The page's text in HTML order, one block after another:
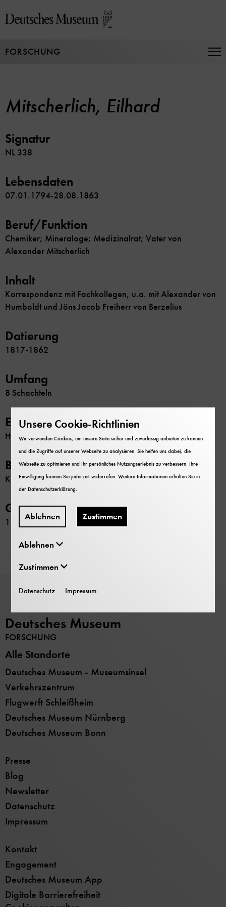
zum
FORSCHUNG
Mitscherlich, Eilhard
Signatur
NL 338
Lebensdaten
07.01.1794-28.08.1863
Beruf/Funktion
Chemiker; Mineraloge; Medizinalrat; Vater von
Alexander Mitscherlich
Inhalt
Korrespondenz mit Fachkollegen, u.a. mit Alexander von
Humboldt und Jöns Jacob Freiherr von Berzelius
Datierung
1817-1862
Umfang
8 Schachteln
Erschließung
Handschriftenkatalog
Beschränkung
Keine
GND-Nr.
11858281X
Deutsches Museum
FORSCHUNG
Alle Standorte
Deutsches Museum - Museumsinsel
Verkehrszentrum
Flugwerft Schleißheim
Deutsches Museum Nürnberg
Deutsches Museum Bonn
Presse
Blog
Newsletter
Datenschutz
Impressum
Kontakt
Engagement
Deutsches Museum App
Digitale Barrierefreiheit
Unsere Cookie-Richtlinien
Wir verwenden Cookies, um unsere Seite sicher und zuverlässig anbieten zu können
und die Zugriffe auf unserer Webseite zu analysieren. Sie helfen uns dabei, die
Webseite zu optimieren und Ihr persönliches Nutzungserlebnis zu verbessern. Ihre
Einwilligung können Sie jederzeit widerrufen. Weitere Informationen erhalten Sie in
derDatenschutzerklärung.
Ablehnen Zustimmen
Ablehnen
Zustimmen
Datenschutz Impressum